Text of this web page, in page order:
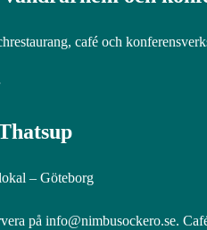
café och
– Göteborg
på info@nimbusockero.se.